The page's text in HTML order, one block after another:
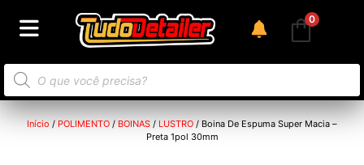
0
Início / POLIMENTO / BOINAS / LUSTRO / Boina De Espuma Super Macia –
Preta 1pol 30mm